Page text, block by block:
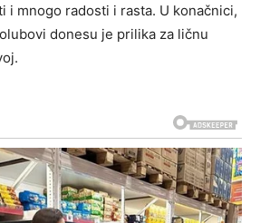
i mnogo radosti i rasta. U konačnici,
donesu je prilika za ličnu